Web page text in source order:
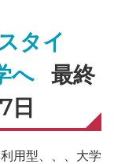
タイ
へ 最終
日
用型、、、大学